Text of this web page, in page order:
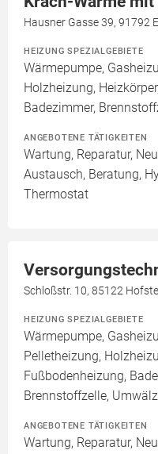
Hausner Gasse 39, 91792
HEIZUNG SPEZIALGEBIETE
Wärmepumpe,
Holzheizung,
Badezimmer,
ANGEBOTENE TÄTIGKEITEN
Wartung, Reparatur,
Austausch, Beratung,
Thermostat
Schloßstr. 10, 85122
HEIZUNG SPEZIALGEBIETE
Wärmepumpe,
Pelletheizung,
Fußbodenheizung,
Brennstoffzelle,
ANGEBOTENE TÄTIGKEITEN
Wartung, Reparatur,